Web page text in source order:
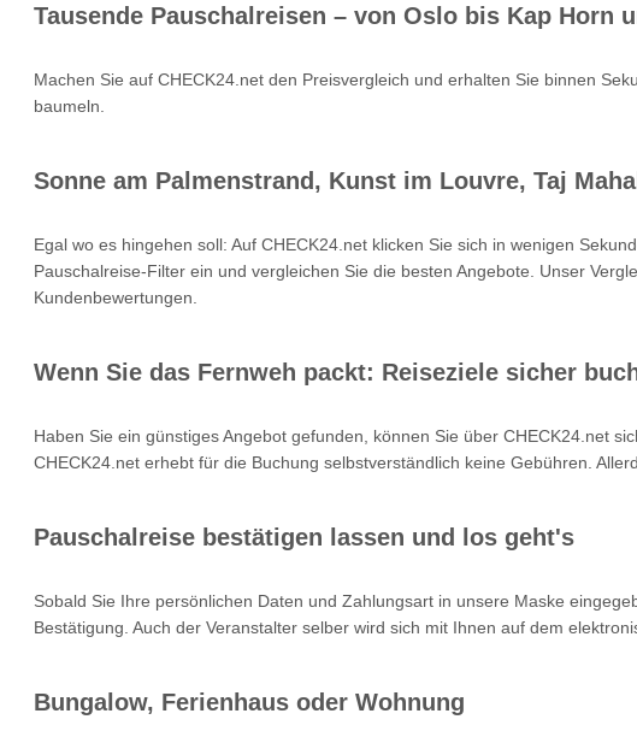
Tausende Pauschalreisen – von Oslo bis Kap Horn
Machen Sie auf CHECK24.net den Preisvergleich und erhalten Sie binnen
baumeln.
Sonne am Palmenstrand, Kunst im Louvre, Taj
Egal wo es hingehen soll: Auf CHECK24.net klicken Sie sich in wenigen
Pauschalreise-Filter ein und vergleichen Sie die besten Angebote. Unser
Kundenbewertungen.
Wenn Sie das Fernweh packt: Reiseziele sicher
Haben Sie ein günstiges Angebot gefunden, können Sie über CHECK24.net
CHECK24.net erhebt für die Buchung selbstverständlich keine Gebühren.
Pauschalreise bestätigen lassen und los geht's
Sobald Sie Ihre persönlichen Daten und Zahlungsart in unsere Maske
Bestätigung. Auch der Veranstalter selber wird sich mit Ihnen auf dem
Bungalow, Ferienhaus oder Wohnung